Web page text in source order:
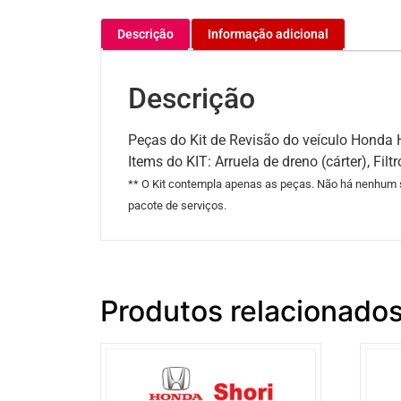
Descrição Informação adicional
Descrição
Peças do Kit de Revisão do veículo
Items do KIT: Arruela de dreno (cárter),
** O Kit contempla apenas as peças. Não há
pacote de serviços.
Produtos